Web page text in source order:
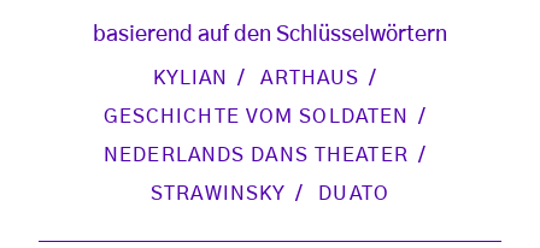
basierend auf den Schlüsselwörtern
KYLIAN
ARTHAUS
GESCHICHTE VOM SOLDATEN
NEDERLANDS DANS THEATER
STRAWINSKY
DUATO